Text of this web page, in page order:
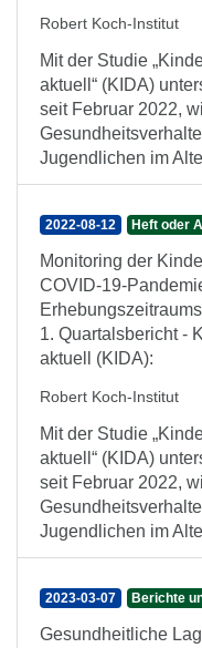
Robert Koch-Institut
Mit der Studie
aktuell“ (KIDA)
seit Februar 2022,
Jugendlichen im
2022-08-12 Heft oder
Monitoring der
COVID-19-
1. Quartalsbericht -
aktuell (KIDA):
Robert Koch-Institut
Mit der Studie
aktuell“ (KIDA)
seit Februar 2022,
Jugendlichen im
2023-03-07 Berichte
Gesundheitliche